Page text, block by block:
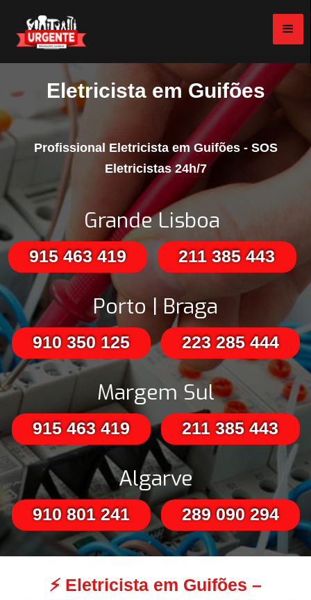
Eletricista em Guifões
Profissional Eletricista em Guifões - SOS
Eletricistas 24h/7
Grande Lisboa
915 463 419 211 385 443
Porto | Braga
910 350 125 223 285 444
Margem Sul
915 463 419 211 385 443
Algarve
910 801 241 289 090 294
⚡ Eletricista em Guifões –